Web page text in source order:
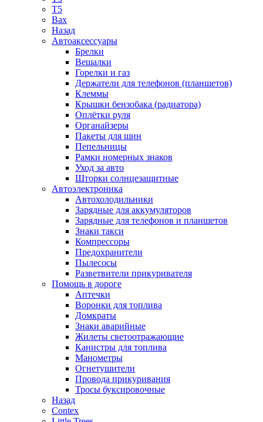
T5
Bax
Назад
Автоаксессуары
Брелки
Вешалки
Горелки и газ
Держатели для телефонов (планшетов)
Клеммы
Крышки бензобака (радиатора)
Оплётки руля
Органайзеры
Пакеты для шин
Пепельницы
Рамки номерных знаков
Уход за авто
Шторки солнцезащитные
Автоэлектроника
Автохолодильники
Зарядные для аккумуляторов
Зарядные для телефонов и планшетов
Знаки такси
Компрессоры
Предохранители
Пылесосы
Разветвители прикуривателя
Помощь в дороге
Аптечки
Воронки для топлива
Домкраты
Знаки аварийные
Жилеты светоотражающие
Канистры для топлива
Манометры
Огнетушители
Провода прикуривания
Тросы буксировочные
Назад
Contex